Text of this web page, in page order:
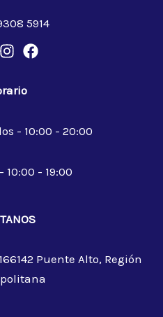
5914
- 10:00 - 20:00
10:00 - 19:00
Puente Alto, Región